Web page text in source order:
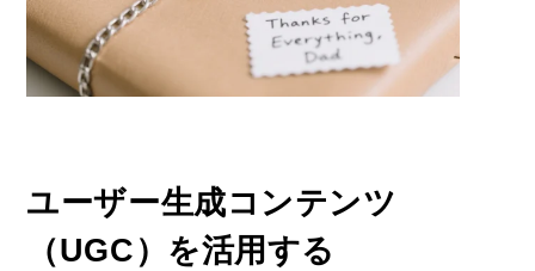
ユーザー生成コンテンツ
（UGC）を活用する